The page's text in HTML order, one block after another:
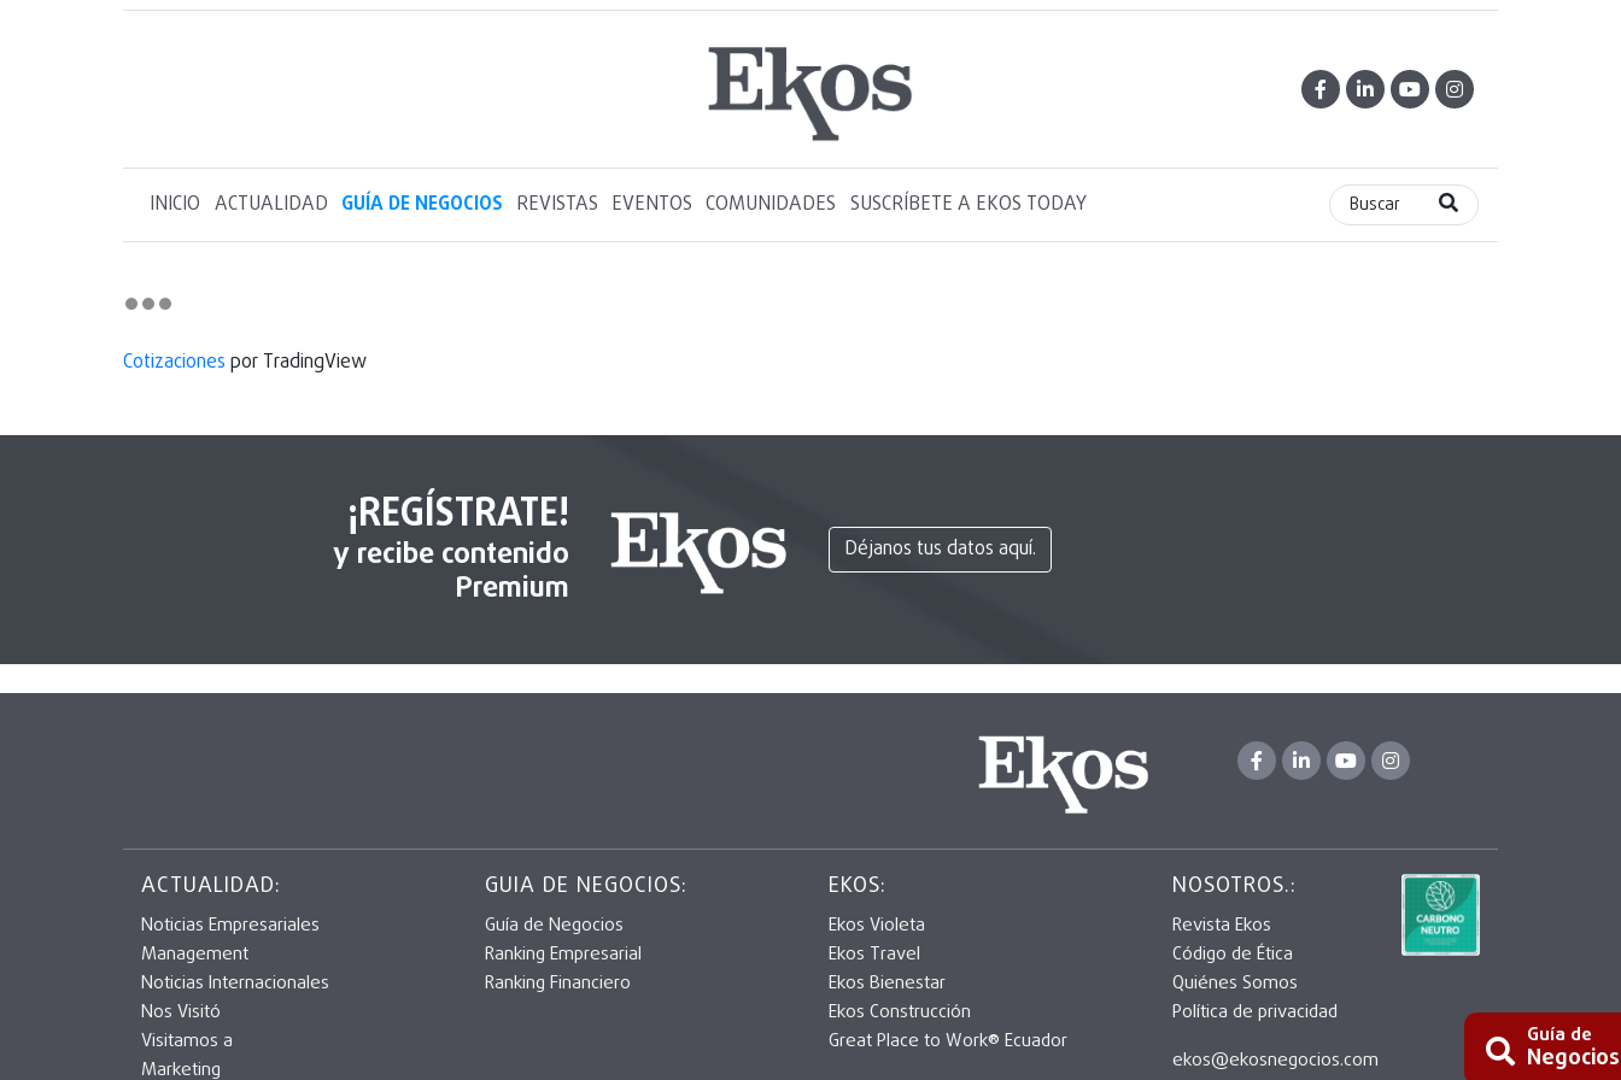
INICIO ACTUALIDAD GUÍA DE NEGOCIOS REVISTAS EVENTOS COMUNIDADES SUSCRÍBETE A EKOS TODAY Buscar
Cotizaciones por TradingView
¡REGÍSTRATE!
y recibe contenido
Premium
Déjanos tus datos aquí.
Guía de
ACTUALIDAD:
Noticias Empresariales
Management
Noticias Internacionales
Nos Visitó
Visitamos a
Marketing
GUIA DE NEGOCIOS:
Guía de Negocios
Ranking Empresarial
Ranking Financiero
EKOS:
Ekos Violeta
Ekos Travel
Ekos Bienestar
Ekos Construcción
Great Place to Work® Ecuador
NOSOTROS.:
Revista Ekos
Código de Ética
Quiénes Somos
Política de privacidad
ekos@ekosnegocios.com